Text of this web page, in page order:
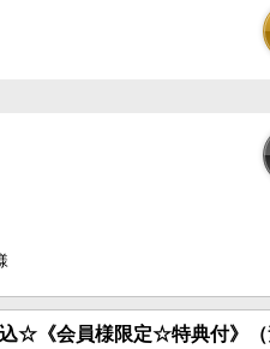
☆《会員様限定☆特典付》（